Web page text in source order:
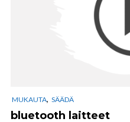
MUKAUTA, SÄÄDÄ
bluetooth laitteet